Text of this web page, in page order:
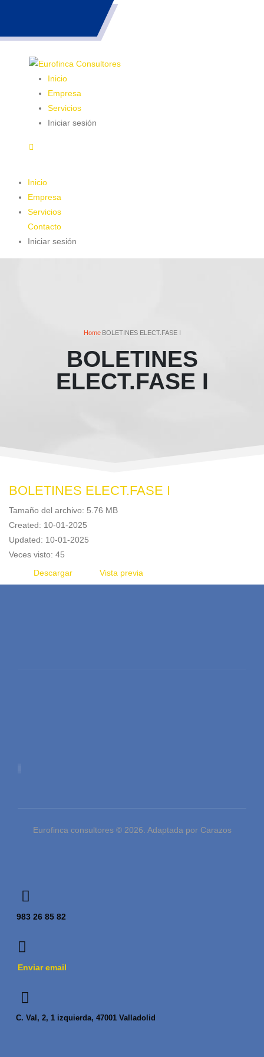
Inicio
Empresa
Servicios
Iniciar sesión
Inicio
Empresa
Servicios
Contacto
Iniciar sesión
Home BOLETINES ELECT.FASE I
BOLETINES
ELECT.FASE I
BOLETINES ELECT.FASE I
Tamaño del archivo: 5.76 MB
Created: 10-01-2025
Updated: 10-01-2025
Veces visto: 45
Descargar
Vista previa
Eurofinca consultores © 2026. Adaptada por Carazos
983 26 85 82
Enviar email
C. Val, 2, 1 izquierda, 47001 Valladolid